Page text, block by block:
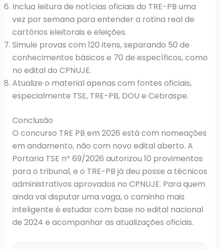
Inclua leitura de notícias oficiais do TRE-PB uma
vez por semana para entender a rotina real de
cartórios eleitorais e eleições.
Simule provas com 120 itens, separando 50 de
conhecimentos básicos e 70 de específicos, como
no edital do CPNUJE.
Atualize o material apenas com fontes oficiais,
especialmente TSE, TRE-PB, DOU e Cebraspe.
Conclusão
O concurso TRE PB em 2026 está com nomeações
em andamento, não com novo edital aberto. A
Portaria TSE nº 69/2026 autorizou 10 provimentos
para o tribunal, e o TRE-PB já deu posse a técnicos
administrativos aprovados no CPNUJE. Para quem
ainda vai disputar uma vaga, o caminho mais
inteligente é estudar com base no edital nacional
de 2024 e acompanhar as atualizações oficiais.